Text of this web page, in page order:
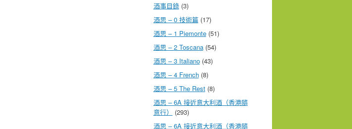
酒事目錄(3)
酒思 – 0 技術篇(17)
酒思 – 1 Piemonte(51)
酒思 – 2 Toscana(54)
酒思 – 3 Italiano(43)
酒思 – 4 French(8)
酒思 – 5 The Rest(8)
酒思 – 6A 接近意大利酒（香港隨
意行）
(293)
酒思 – 6A 接近意大利酒（香港隨